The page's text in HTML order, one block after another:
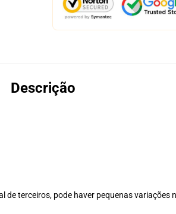
Descrição
de terceiros, pode haver pequenas variações